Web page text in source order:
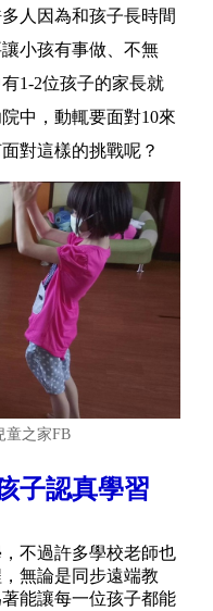
人因為和孩子長時間
小孩有事做、不無
1-2位孩子的家長就
中，動輒要面對10來
對這樣的挑戰呢？
童之家FB
子認真學習
不過許多學校老師也
無論是同步遠端教
能讓每一位孩子都能